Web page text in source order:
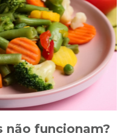
não funcionam?